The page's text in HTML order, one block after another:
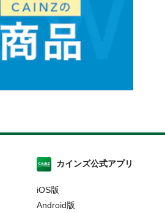
カインズ公式アプリ
iOS版
Android版